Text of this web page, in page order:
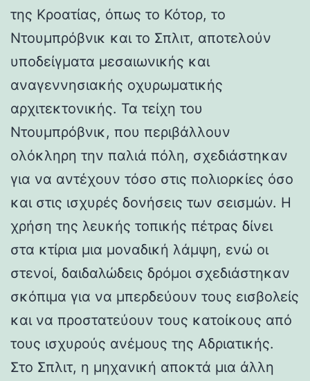
της Κροατίας, όπως το Κότορ, το
Ντουμπρόβνικ και το Σπλιτ, αποτελούν
υποδείγματα μεσαιωνικής και
αναγεννησιακής οχυρωματικής
αρχιτεκτονικής. Τα τείχη του
Ντουμπρόβνικ, που περιβάλλουν
ολόκληρη την παλιά πόλη, σχεδιάστηκαν
για να αντέχουν τόσο στις πολιορκίες όσο
και στις ισχυρές δονήσεις των σεισμών. Η
χρήση της λευκής τοπικής πέτρας δίνει
στα κτίρια μια μοναδική λάμψη, ενώ οι
στενοί, δαιδαλώδεις δρόμοι σχεδιάστηκαν
σκόπιμα για να μπερδεύουν τους εισβολείς
και να προστατεύουν τους κατοίκους από
τους ισχυρούς ανέμους της Αδριατικής.
Στο Σπλιτ, η μηχανική αποκτά μια άλλη